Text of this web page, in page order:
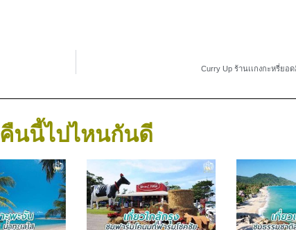
Curry Up ร้านเเกงกะหรี่ยอ
คืนนี้ไปไหนกันดี